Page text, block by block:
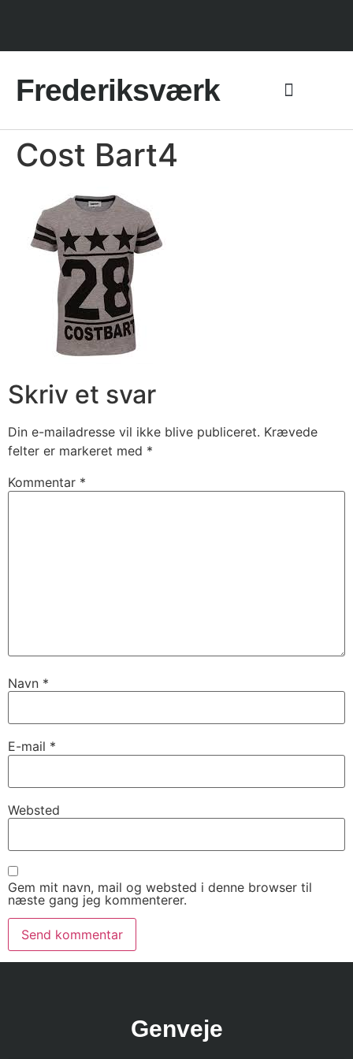
Frederiksværk
Cost Bart4
Skriv et svar
Din e-mailadresse vil ikke blive publiceret. Krævede
felter er markeret med *
Kommentar *
Navn *
E-mail *
Websted
Gem mit navn, mail og websted i denne browser til
næste gang jeg kommenterer.
Genveje